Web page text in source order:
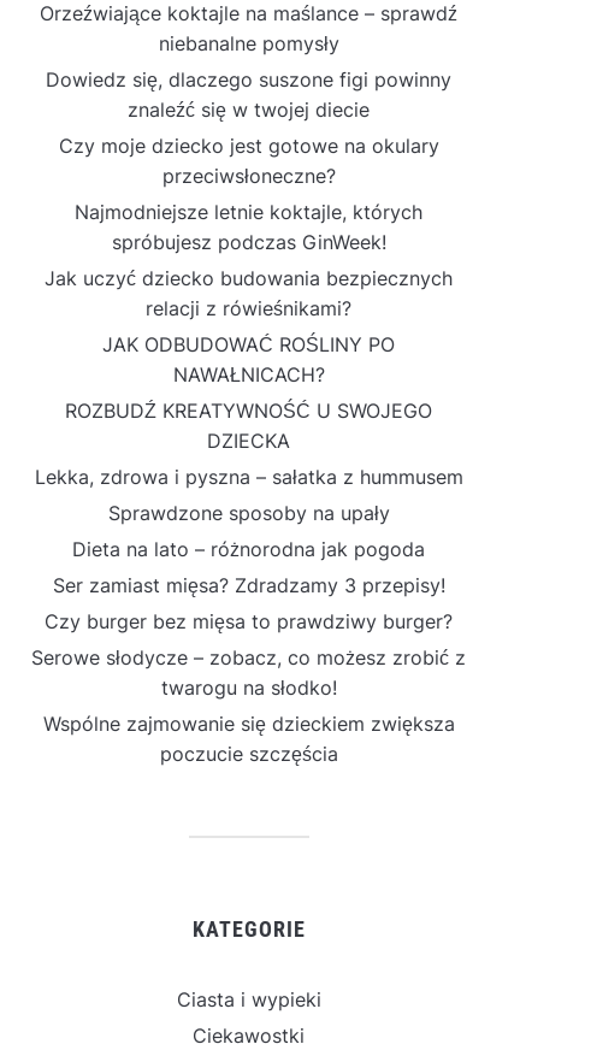
Orzeźwiające koktajle na maślance – sprawdź
niebanalne pomysły
Dowiedz się, dlaczego suszone figi powinny
znaleźć się w twojej diecie
Czy moje dziecko jest gotowe na okulary
przeciwsłoneczne?
Najmodniejsze letnie koktajle, których
spróbujesz podczas GinWeek!
Jak uczyć dziecko budowania bezpiecznych
relacji z rówieśnikami?
JAK ODBUDOWAĆ ROŚLINY PO
NAWAŁNICACH?
ROZBUDŹ KREATYWNOŚĆ U SWOJEGO
DZIECKA
Lekka, zdrowa i pyszna – sałatka z hummusem
Sprawdzone sposoby na upały
Dieta na lato – różnorodna jak pogoda
Ser zamiast mięsa? Zdradzamy 3 przepisy!
Czy burger bez mięsa to prawdziwy burger?
Serowe słodycze – zobacz, co możesz zrobić z
twarogu na słodko!
Wspólne zajmowanie się dzieckiem zwiększa
poczucie szczęścia
KATEGORIE
Ciasta i wypieki
Ciekawostki